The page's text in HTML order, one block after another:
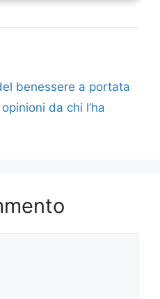
benessere a portata
da chi l’ha